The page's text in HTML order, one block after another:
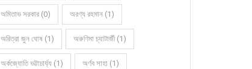
অমিতাভ সরকার (0) অরণ্য রহমান (1)
অরিত্রা জুন ঘোষ (1) অরুণিমা চ্যাটার্জী (1)
অর্কজ্যোতি ভট্টাচার্য্য (1) অর্ণব সাহা (1)